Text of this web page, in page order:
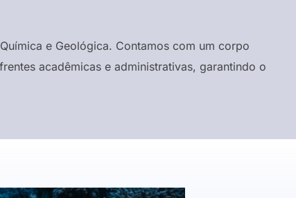
e Geológica. Contamos com um corpo
acadêmicas e administrativas, garantindo o